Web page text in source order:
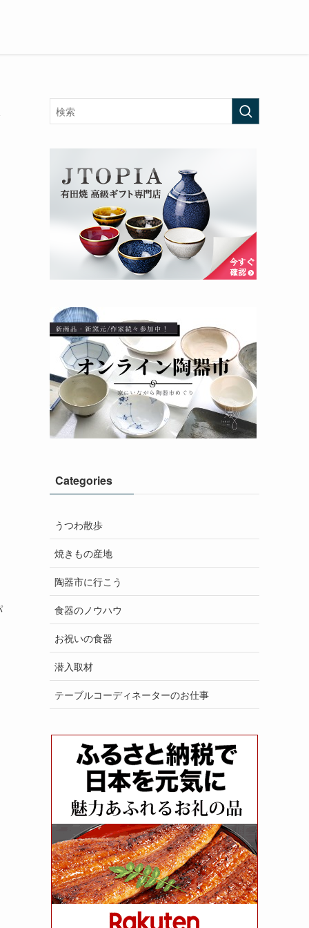
Categories
うつわ散歩
焼きもの産地
陶器市に行こう
食器のノウハウ
お祝いの食器
潜入取材
テーブルコーディネーターのお仕事